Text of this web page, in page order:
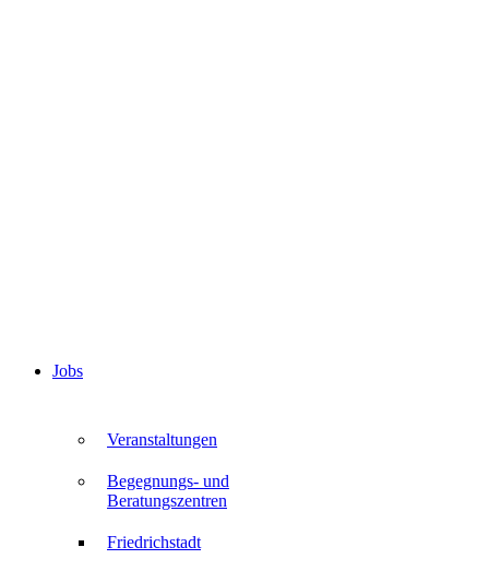
Veranstaltungen
Begegnungs- und
Beratungszentren
Friedrichstadt
Jobs